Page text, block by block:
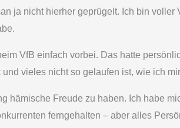
ja nicht hierher geprügelt. Ich bin
VfB einfach vorbei. Das hatte
vieles nicht so gelaufen ist, wie ich
hämische Freude zu haben. Ich habe
ferngehalten – aber alles